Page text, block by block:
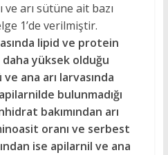
arı sütüne ait bazı
1’de verilmiştir.
lipid ve protein
yüksek olduğu
ve ana arı larvasında
bulunmadığı
bakımından arı
oranı ve serbest
ise apilarnil ve ana